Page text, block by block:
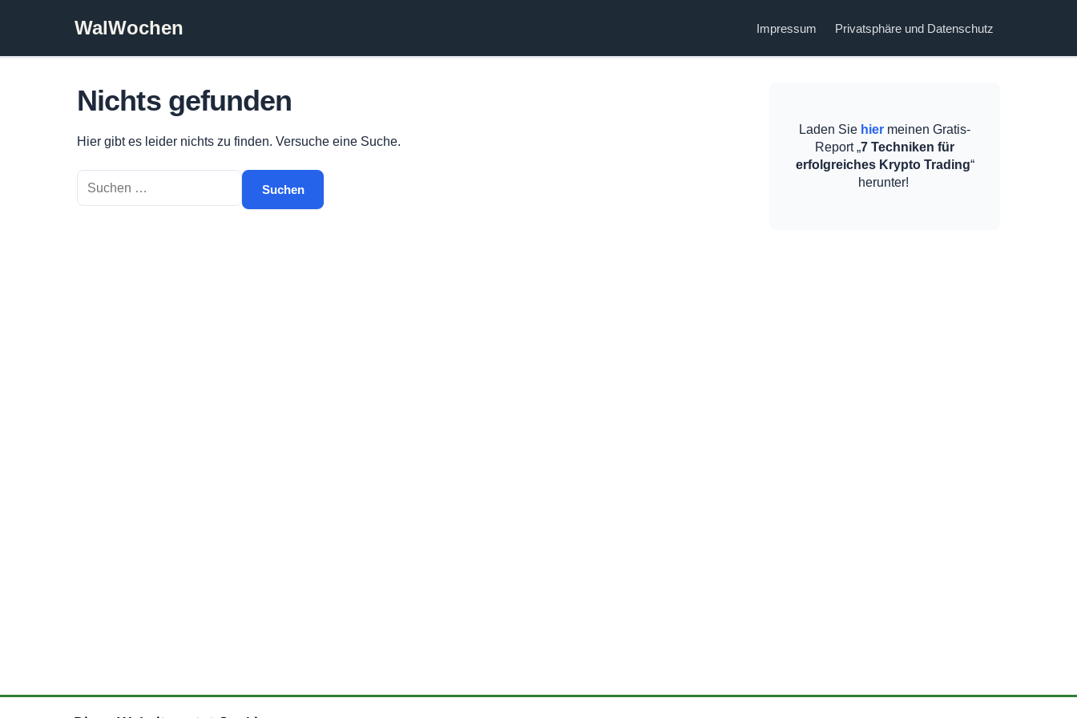
WalWochen Impressum Privatsphäre und Datenschutz
Nichts gefunden
Hier gibt es leider nichts zu finden. Versuche eine Suche.
Suchen
nach:
Laden Sie hier meinen Gratis-
Report „7 Techniken für
erfolgreiches Krypto Trading“
herunter!